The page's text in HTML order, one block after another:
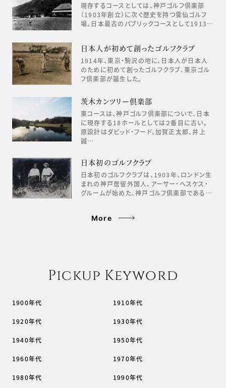
現存するコースとしては、神戸ゴルフ倶楽部
（1903年創立）に次ぐ歴史を持つ雲仙ゴルフ
場。日本最古のパブリックコースとして1913…
日本人が初めて創ったゴルフクラブ
1914年、東京・駒沢の地に、日本人が日本人
のために初めて創ったゴルフクラブ、東京ゴル
フ倶楽部が誕生した。
茨木カンツリー倶楽部
東コースは、神戸ゴルフ倶楽部についで、日本
に現存する18ホールとしては２番目に古い。
原設計はダビッド・フード。加賀正太郎、井上
誠…
日本初のゴルフクラブ
日本初のゴルフクラブは、1903年、ロンドン生
まれの神戸居留外国人、アーサー・ヘスケス・
グルームが始めた、神戸ゴルフ倶楽部である…
More
Pickup Keyword
1900年代 1910年代
1920年代 1930年代
1940年代 1950年代
1960年代 1970年代
1980年代 1990年代